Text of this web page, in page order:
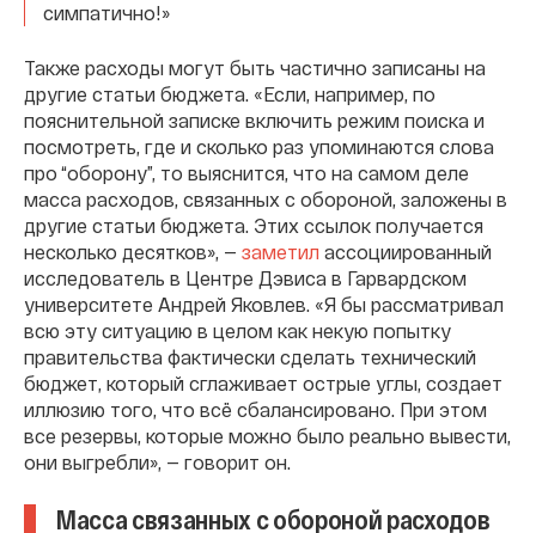
симпатично!»
Также расходы могут быть частично записаны на
другие статьи бюджета. «Если, например, по
пояснительной записке включить режим поиска и
посмотреть, где и сколько раз упоминаются слова
про “оборону”, то выяснится, что на самом деле
масса расходов, связанных с обороной, заложены в
другие статьи бюджета. Этих ссылок получается
несколько десятков», — заметил ассоциированный
исследователь в Центре Дэвиса в Гарвардском
университете Андрей Яковлев. «Я бы рассматривал
всю эту ситуацию в целом как некую попытку
правительства фактически сделать технический
бюджет, который сглаживает острые углы, создает
иллюзию того, что всё сбалансировано. При этом
все резервы, которые можно было реально вывести,
они выгребли», — говорит он.
Масса связанных с обороной расходов